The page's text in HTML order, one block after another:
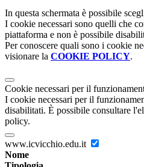
In questa schermata è possibile
I cookie necessari sono quelli che
piattaforma e non è possibile
Per conoscere quali sono i cookie
visionare la COOKIE POLICY.
Cookie necessari per il
I cookie necessari per il
disabilitati. È possibile consultare
policy.
www.icvicchio.edu.it
Nome